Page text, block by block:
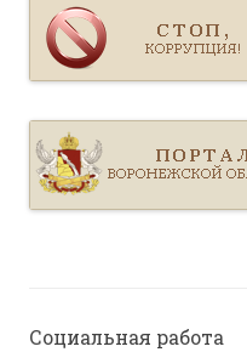
Социальная работа